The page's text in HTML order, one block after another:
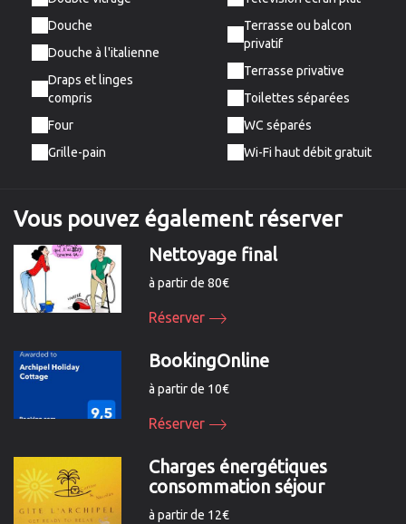
Douche
Douche à l'italienne
Draps et linges
compris
Four
Grille-pain
Terrasse ou balcon
privatif
Terrasse privative
Toilettes séparées
WC séparés
Wi-Fi haut débit gratuit
Vous pouvez également réserver
Nettoyage final
à partir de 80€
Réserver
BookingOnline
à partir de 10€
Réserver
Charges énergétiques
consommation séjour
à partir de 12€